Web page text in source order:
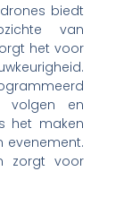
biedt
van
het voor
volgen en
het maken
evenement.
zorgt voor